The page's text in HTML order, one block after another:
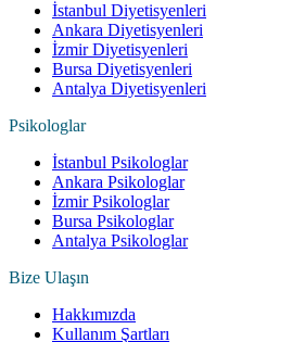
İstanbul Diyetisyenleri
Ankara Diyetisyenleri
İzmir Diyetisyenleri
Bursa Diyetisyenleri
Antalya Diyetisyenleri
Psikologlar
İstanbul Psikologlar
Ankara Psikologlar
İzmir Psikologlar
Bursa Psikologlar
Antalya Psikologlar
Bize Ulaşın
Hakkımızda
Kullanım Şartları